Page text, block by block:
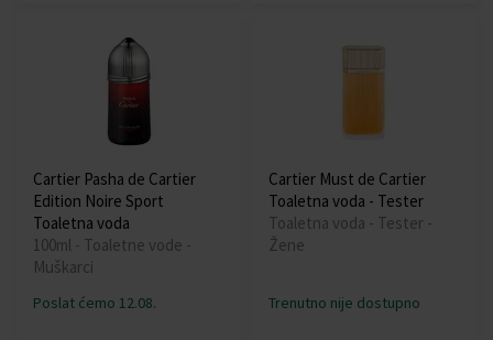
Cartier Pasha de Cartier
Edition Noire Sport
Toaletna voda
100ml - Toaletne vode -
Muškarci
Poslat ćemo 12.08.
Cartier Must de Cartier
Toaletna voda - Tester
Toaletna voda - Tester -
Žene
Trenutno nije dostupno